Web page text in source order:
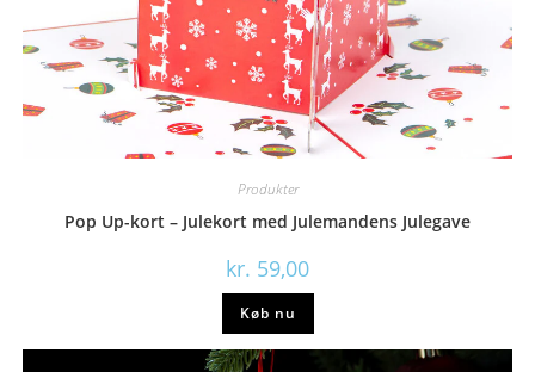
Produkter
Pop Up-kort – Julekort med Julemandens Julegave
kr. 59,00
Køb nu